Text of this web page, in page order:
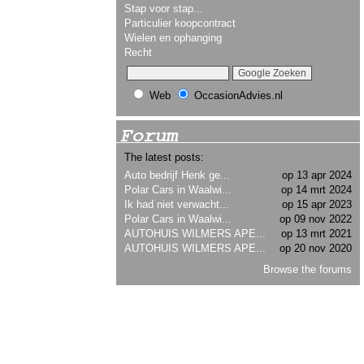
Stap voor stap...
Particulier koopcontract
Wielen en ophanging
Recht
Web OccasionAdvies.nl
Forum
The latest posts:
op 13 apr 2024
Auto bedrijf Henk ge...
op 14 mrt 2024
Polar Cars in Waalwi...
op 15 apr 2023
Ik had niet verwacht...
op 09 nov 2022
Polar Cars in Waalwi...
op 13 mrt 2021
AUTOHUIS WILMERS APE...
op 20 nov 2020
AUTOHUIS WILMERS APE...
Browse the forums